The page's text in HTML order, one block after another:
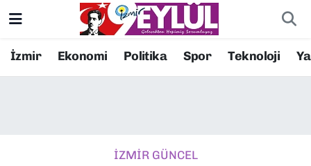
İzmir Ekonomi Politika Spor Teknoloji
İZMİR GÜNCEL
Resmi İlanlar
Konak Nöbetçi Eczaneler
Süper Lig Puan Durumu ve Fikstür